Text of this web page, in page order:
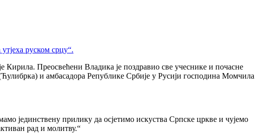
руском срцу“.
Кирила. Преосвећени Владика је поздравио све учеснике и почасне
и амбасадора Републике Србије у Русији господина Момчила
јединствену прилику да осјетимо искуства Српске цркве и чујемо
рад и молитву.“